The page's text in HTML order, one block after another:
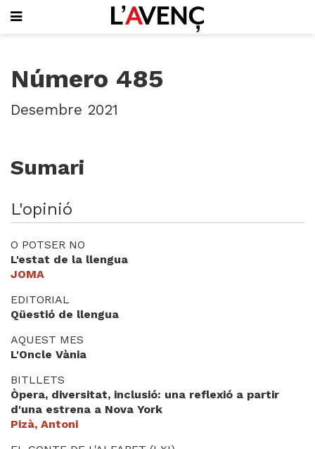
PORTADA
QUI SOM
PUBLICITAT
VIDEOTECA
Focus
Entrevistes
Actualitat
Mirador
Videoteca
Termes legals
Número 485
Desembre 2021
Sumari
L'opinió
O POTSER NO
L'estat de la llengua
JOMA
EDITORIAL
Qüestió de llengua
AQUEST MES
L'Oncle Vània
BITLLETS
Òpera, diversitat, inclusió: una reflexió a partir
d'una estrena a Nova York
Pizà, Antoni